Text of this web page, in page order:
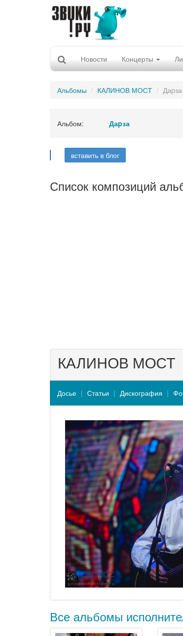
Новости Концерты
Альбомы КАЛИНОВ МОСТ Даpза
Альбом: Даpза
вставить в блог
Список композиций
КАЛИНОВ МОСТ
Досье Статьи Дискография
Все альбомы